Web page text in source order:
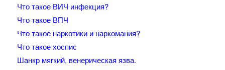
Что такое ВИЧ инфекция?
Что такое ВПЧ
Что такое наркотики и наркомания?
Что такое хоспис
Шанкр мягкий, венерическая язва.